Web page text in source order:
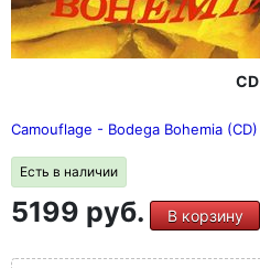
CD
Camouflage - Bodega Bohemia (CD)
Есть в наличии
5199 руб. В корзину